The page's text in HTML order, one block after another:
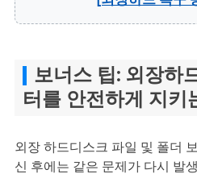
보너스 팁: 외장하
터를 안전하게 지키
외장 하드디스크 파일 및 폴더
신 후에는 같은 문제가 다시 발